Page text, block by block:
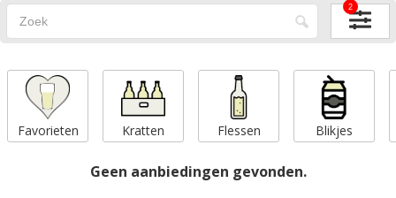
2
Favorieten Kratten Flessen Blikjes
Geen aanbiedingen gevonden.